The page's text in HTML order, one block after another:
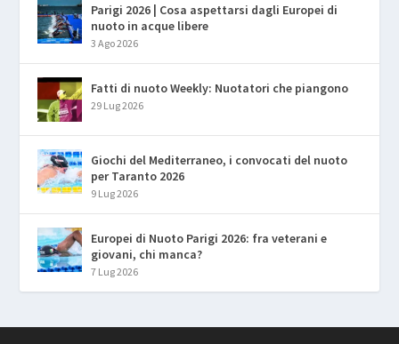
Parigi 2026 | Cosa aspettarsi dagli Europei di
nuoto in acque libere
3 Ago 2026
Fatti di nuoto Weekly: Nuotatori che piangono
29 Lug 2026
Giochi del Mediterraneo, i convocati del nuoto
per Taranto 2026
9 Lug 2026
Europei di Nuoto Parigi 2026: fra veterani e
giovani, chi manca?
7 Lug 2026